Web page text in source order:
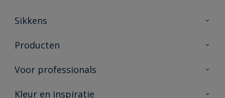
Sikkens
Over Sikkens
Duurzaamheid
Producten
Producten voor binnen
Vind je verkooppunt
Voor professionals
Advies & service
Kleur en inspiratie